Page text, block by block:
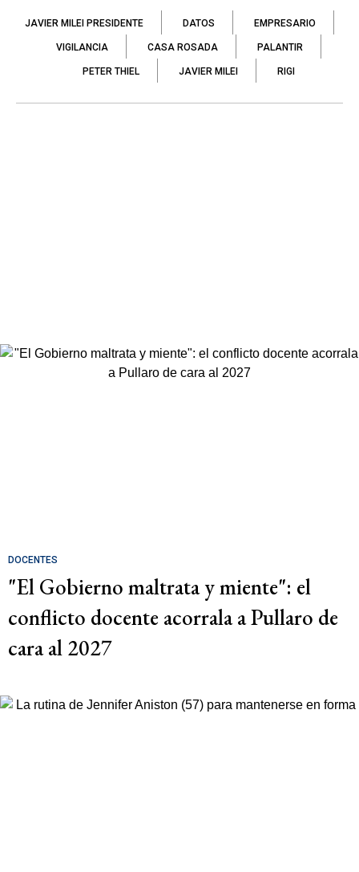
JAVIER MILEI PRESIDENTE DATOS EMPRESARIO
VIGILANCIA CASA ROSADA PALANTIR
PETER THIEL JAVIER MILEI RIGI
DOCENTES
"El Gobierno maltrata y miente": el
conflicto docente acorrala a Pullaro de
cara al 2027